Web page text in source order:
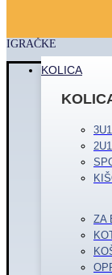
IGRAČKE
KOLICA
3U1
2U1
ZA